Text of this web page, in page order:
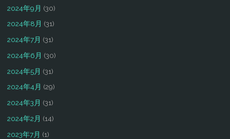
2024年9月 (30)
2024年8月 (31)
2024年7月 (31)
2024年6月 (30)
2024年5月 (31)
2024年4月 (29)
2024年3月 (31)
2024年2月 (14)
2023年7月 (1)